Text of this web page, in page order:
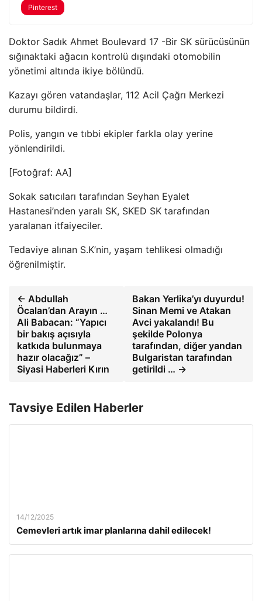
Pinterest
Doktor Sadık Ahmet Boulevard 17 -Bir SK sürücüsünün
sığınaktaki ağacın kontrolü dışındaki otomobilin
yönetimi altında ikiye bölündü.
Kazayı gören vatandaşlar, 112 Acil Çağrı Merkezi
durumu bildirdi.
Polis, yangın ve tıbbi ekipler farkla olay yerine
yönlendirildi.
[Fotoğraf: AA]
Sokak satıcıları tarafından Seyhan Eyalet
Hastanesi’nden yaralı SK, SKED SK tarafından
yaralanan itfaiyeciler.
Tedaviye alınan S.K’nin, yaşam tehlikesi olmadığı
öğrenilmiştir.
← Abdullah
Öcalan’dan Arayın …
Ali Babacan: “Yapıcı
bir bakış açısıyla
katkıda bulunmaya
hazır olacağız” –
Siyasi Haberleri Kırın
Bakan Yerlika’yı duyurdu!
Sinan Memi ve Atakan
Avci yakalandı! Bu
şekilde Polonya
tarafından, diğer yandan
Bulgaristan tarafından
getirildi … →
Tavsiye Edilen Haberler
14/12/2025
Cemevleri artık imar planlarına dahil edilecek!